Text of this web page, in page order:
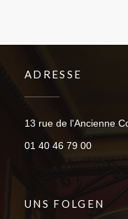
ADRESSE
13 rue de l'Ancienne
01 40 46 79 00
UNS FOLGEN